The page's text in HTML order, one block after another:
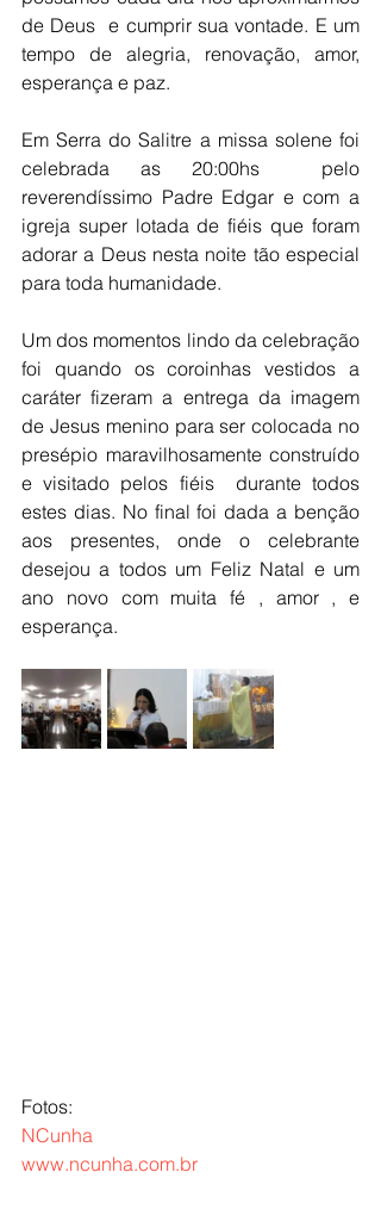
de Deus  e cumprir sua vontade. E um
tempo de alegria, renovação, amor,
esperança e paz.
Em Serra do Salitre a missa solene foi
celebrada as 20:00hs  pelo
reverendíssimo Padre Edgar e com a
igreja super lotada de fiéis que foram
adorar a Deus nesta noite tão especial
para toda humanidade.
Um dos momentos lindo da celebração
foi quando os coroinhas vestidos a
caráter fizeram a entrega da imagem
de Jesus menino para ser colocada no
presépio maravilhosamente construído
e visitado pelos fiéis  durante todos
estes dias. No final foi dada a benção
aos presentes, onde o celebrante
desejou a todos um Feliz Natal e um
ano novo com muita fé , amor , e
esperança.
Fotos:
NCunha
www.ncunha.com.br